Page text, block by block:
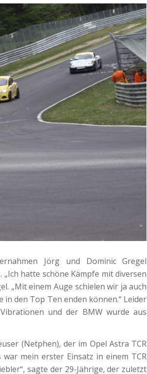
Jörg und Dominic Gregel
hatte schöne Kämpfe mit diversen
„Mit einem Auge schielen wir ja auch
in den Top Ten enden können.“ Leider
und der BMW wurde aus
(Netphen), der im Opel Astra TCR
mein erster Einsatz in einem TCR
sagte der 29-Jährige, der zuletzt